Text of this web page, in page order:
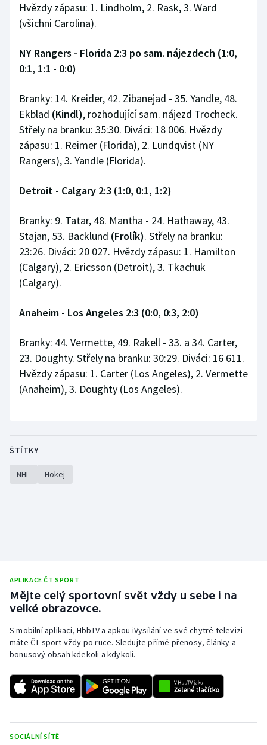
Hvězdy zápasu: 1. Lindholm, 2. Rask, 3. Ward
(všichni Carolina).
NY Rangers - Florida 2:3 po sam. nájezdech (1:0,
0:1, 1:1 - 0:0)
Branky: 14. Kreider, 42. Zibanejad - 35. Yandle, 48.
Ekblad (Kindl), rozhodující sam. nájezd Trocheck.
Střely na branku: 35:30. Diváci: 18 006. Hvězdy
zápasu: 1. Reimer (Florida), 2. Lundqvist (NY
Rangers), 3. Yandle (Florida).
Detroit - Calgary 2:3 (1:0, 0:1, 1:2)
Branky: 9. Tatar, 48. Mantha - 24. Hathaway, 43.
Stajan, 53. Backlund (Frolík). Střely na branku:
23:26. Diváci: 20 027. Hvězdy zápasu: 1. Hamilton
(Calgary), 2. Ericsson (Detroit), 3. Tkachuk
(Calgary).
Anaheim - Los Angeles 2:3 (0:0, 0:3, 2:0)
Branky: 44. Vermette, 49. Rakell - 33. a 34. Carter,
23. Doughty. Střely na branku: 30:29. Diváci: 16 611.
Hvězdy zápasu: 1. Carter (Los Angeles), 2. Vermette
(Anaheim), 3. Doughty (Los Angeles).
ŠTÍTKY
NHL Hokej
APLIKACE ČT SPORT
Mějte celý sportovní svět vždy u sebe i na
velké obrazovce.
S mobilní aplikací, HbbTV a apkou iVysílání ve své chytré televizi
máte ČT sport vždy po ruce. Sledujte přímé přenosy, články a
bonusový obsah kdekoli a kdykoli.
SOCIÁLNÍ SÍTĚ